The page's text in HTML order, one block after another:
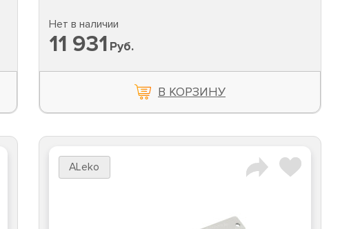
Нет в наличии
11 931 Руб.
В КОРЗИНУ
ALeko